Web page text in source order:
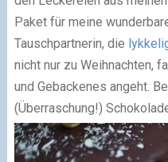
Paket für meine
Tauschpartnerin, die
nicht nur zu Weihnachten,
und Gebackenes angeht.
(Überraschung!)